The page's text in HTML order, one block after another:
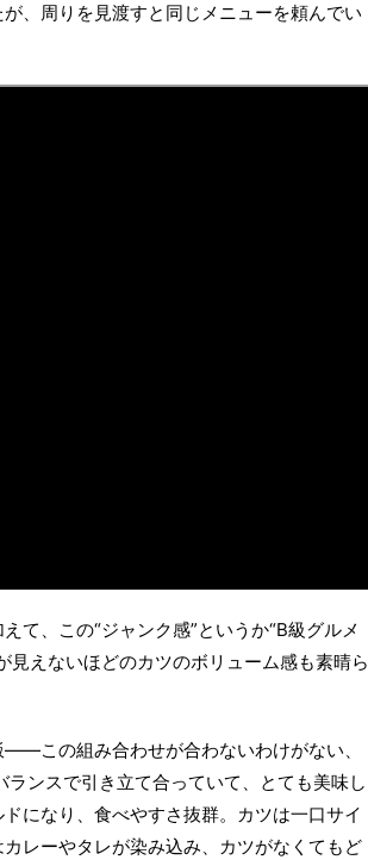
、周りを見渡すと同じメニューを頼んでい
て、この“ジャンク感”というか“B級グルメ
えないほどのカツのボリューム感も素晴ら
この組み合わせが合わないわけがない、
ンスで引き立て合っていて、とても美味し
になり、食べやすさ抜群。カツは一口サイ
レーやタレが染み込み、カツがなくてもど